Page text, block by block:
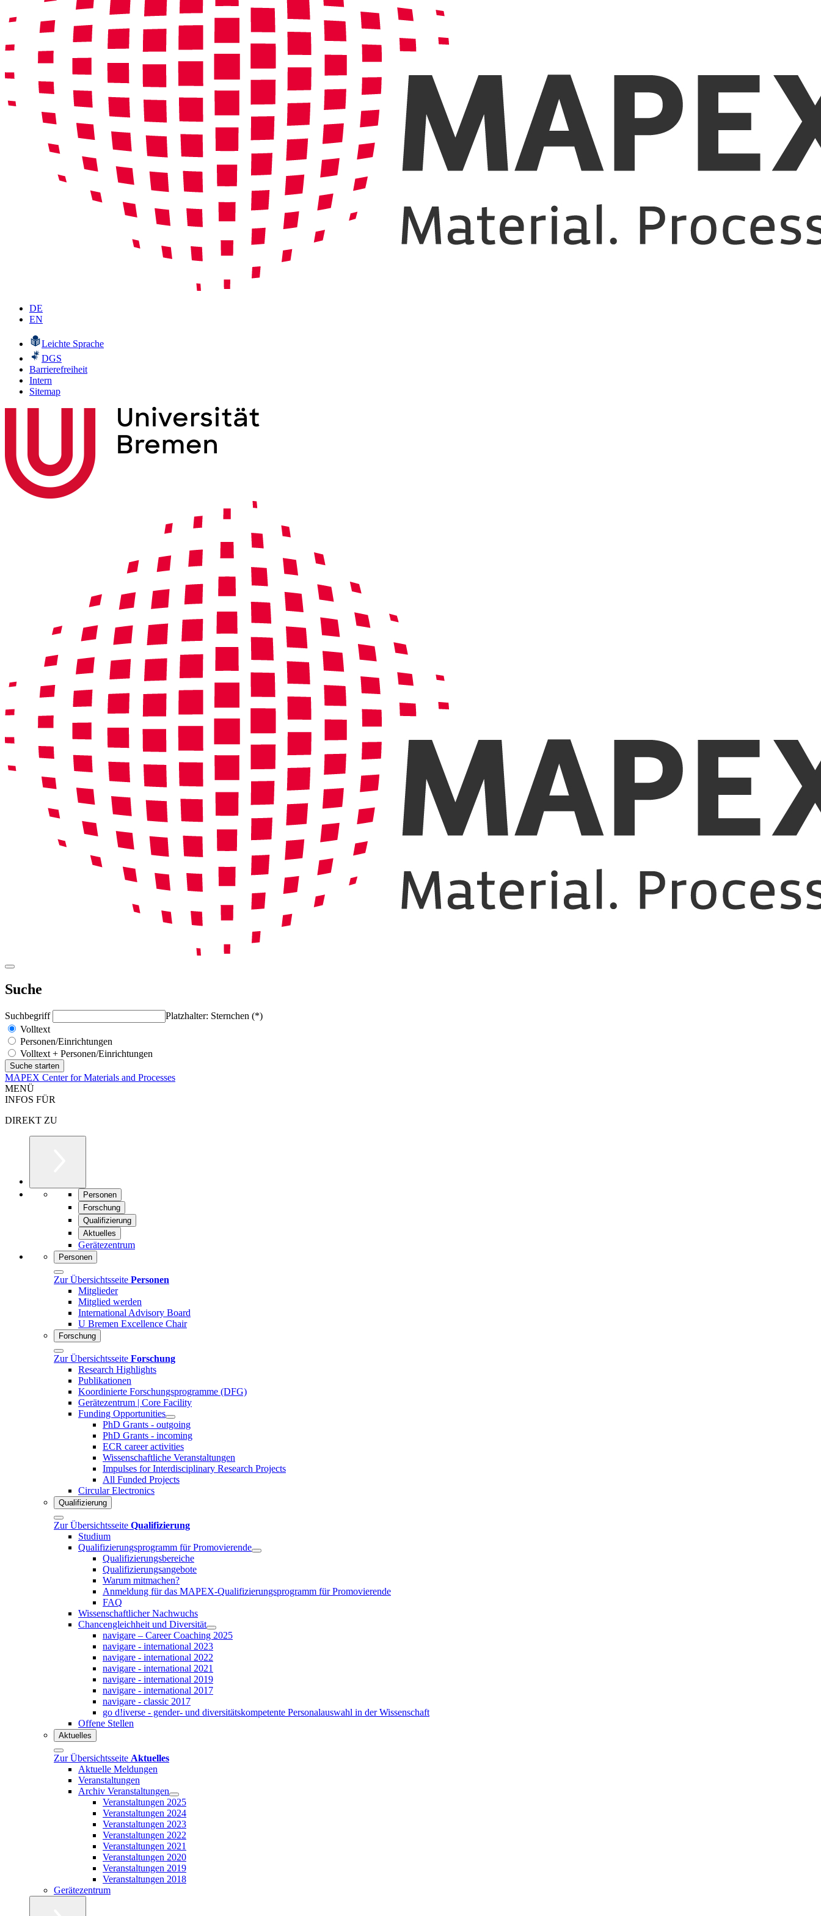
DE
EN
Leichte Sprache
DGS
Barrierefreiheit
Intern
Sitemap
Suche
Suchbegriff
Platzhalter: Sternchen (*)
Volltext
Personen/Einrichtungen
Volltext + Personen/Einrichtungen
MAPEX Center for Materials and Processes
MENÜ
INFOS FÜR
DIREKT ZU
Personen
Forschung
Qualifizierung
Aktuelles
Gerätezentrum
Personen
Zur Übersichtsseite Personen
Mitglieder
Mitglied werden
International Advisory Board
U Bremen Excellence Chair
Forschung
Zur Übersichtsseite Forschung
Research Highlights
Publikationen
Koordinierte Forschungsprogramme (DFG)
Gerätezentrum | Core Facility
Funding Opportunities
PhD Grants - outgoing
PhD Grants - incoming
ECR career activities
Wissenschaftliche Veranstaltungen
Impulses for Interdisciplinary Research Projects
All Funded Projects
Circular Electronics
Qualifizierung
Zur Übersichtsseite Qualifizierung
Studium
Qualifizierungsprogramm für Promovierende
Qualifizierungsbereiche
Qualifizierungsangebote
Warum mitmachen?
Anmeldung für das MAPEX-Qualifizierungsprogramm für Promovierende
FAQ
Wissenschaftlicher Nachwuchs
Chancengleichheit und Diversität
navigare – Career Coaching 2025
navigare - international 2023
navigare - international 2022
navigare - international 2021
navigare - international 2019
navigare - international 2017
navigare - classic 2017
go d!iverse - gender- und diversitätskompetente Personalauswahl in der Wissenschaft
Offene Stellen
Aktuelles
Zur Übersichtsseite Aktuelles
Aktuelle Meldungen
Veranstaltungen
Archiv Veranstaltungen
Veranstaltungen 2025
Veranstaltungen 2024
Veranstaltungen 2023
Veranstaltungen 2022
Veranstaltungen 2021
Veranstaltungen 2020
Veranstaltungen 2019
Veranstaltungen 2018
Gerätezentrum